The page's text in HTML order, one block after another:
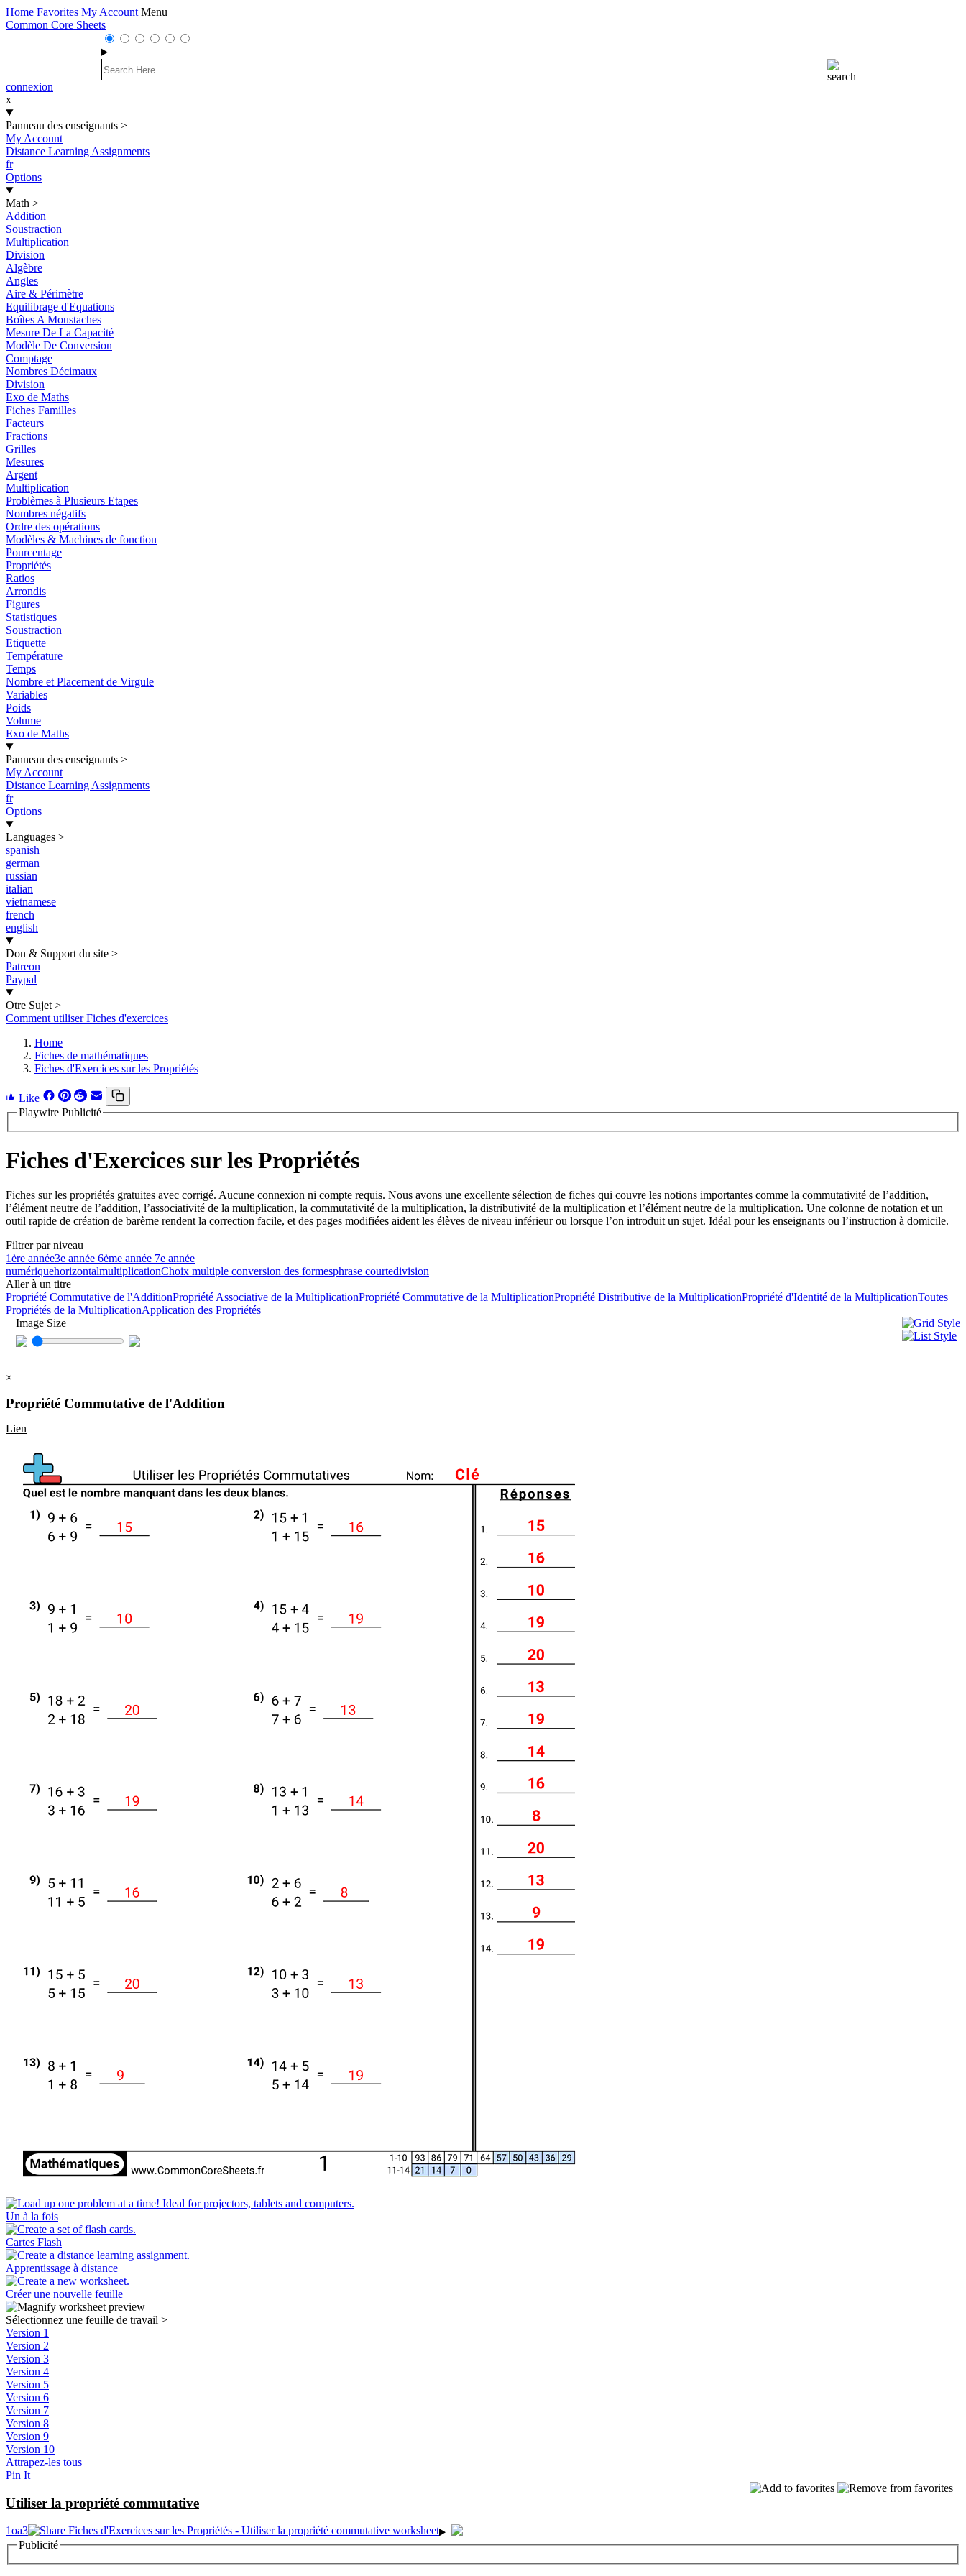
Home Favorites My Account Menu
Common Core Sheets
connexion
x
Panneau des enseignants >
My Account
Distance Learning Assignments
fr
Options
Math >
Addition
Soustraction
Multiplication
Division
Algèbre
Angles
Aire & Périmètre
Equilibrage d'Equations
Boîtes A Moustaches
Mesure De La Capacité
Modèle De Conversion
Comptage
Nombres Décimaux
Division
Exo de Maths
Fiches Familles
Facteurs
Fractions
Grilles
Mesures
Argent
Multiplication
Problèmes à Plusieurs Etapes
Nombres négatifs
Ordre des opérations
Modèles & Machines de fonction
Pourcentage
Propriétés
Ratios
Arrondis
Figures
Statistiques
Soustraction
Etiquette
Température
Temps
Nombre et Placement de Virgule
Variables
Poids
Volume
Exo de Maths
Panneau des enseignants >
My Account
Distance Learning Assignments
fr
Options
Languages >
spanish
german
russian
italian
vietnamese
french
english
Don & Support du site >
Patreon
Paypal
Otre Sujet >
Comment utiliser Fiches d'exercices
Home
Fiches de mathématiques
Fiches d'Exercices sur les Propriétés
Like
Playwire Publicité
Fiches d'Exercices sur les Propriétés
Fiches sur les propriétés gratuites avec corrigé. Aucune connexion ni compte requis. Nous avons une excellente sélection de fiches qui couvre les notions importantes comme la commutativité de l’addition,
l’élément neutre de l’addition, l’associativité de la multiplication, la commutativité de la multiplication, la distributivité de la multiplication et l’élément neutre de la multiplication. Une colonne de notation et un
outil rapide de création de barème rendent la correction facile, et des pages modifiées aident les élèves de niveau inférieur ou lorsque l’on introduit un sujet. Idéal pour les enseignants ou l’instruction à domicile.
Filtrer par niveau
1ère année3e année 6ème année 7e année
numériquehorizontalmultiplicationChoix multiple conversion des formesphrase courtedivision
Aller à un titre
Propriété Commutative de l'AdditionPropriété Associative de la MultiplicationPropriété Commutative de la MultiplicationPropriété Distributive de la MultiplicationPropriété d'Identité de la MultiplicationToutes
Propriétés de la MultiplicationApplication des Propriétés
Image Size
×
Propriété Commutative de l'Addition
Lien
Un à la fois
Cartes Flash
Apprentissage à distance
Créer une nouvelle feuille
Sélectionnez une feuille de travail >
Version 1
Version 2
Version 3
Version 4
Version 5
Version 6
Version 7
Version 8
Version 9
Version 10
Attrapez-les tous
Pin It
Utiliser la propriété commutative
1oa3
Publicité